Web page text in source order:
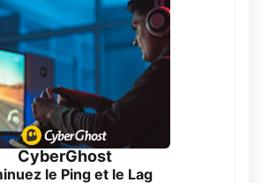
CyberGhost
le Ping et le Lag